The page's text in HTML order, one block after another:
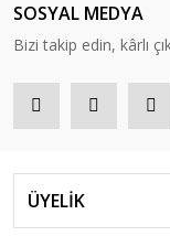
SOSYAL MEDYA
Bizi takip edin, kârlı
ÜYELİK